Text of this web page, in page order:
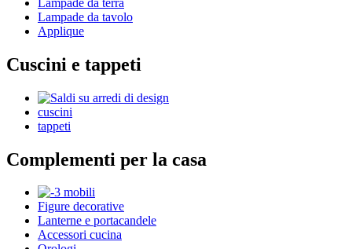
Lampade da tavolo
Applique
Cuscini e tappeti
cuscini
tappeti
Complementi per la casa
Figure decorative
Lanterne e portacandele
Accessori cucina